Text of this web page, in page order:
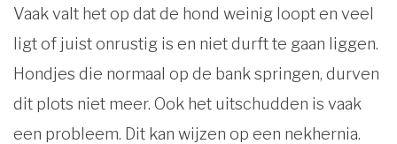
Vaak valt het op dat de hond weinig loopt en veel
ligt of juist onrustig is en niet durft te gaan liggen.
Hondjes die normaal op de bank springen, durven
dit plots niet meer. Ook het uitschudden is vaak
een probleem. Dit kan wijzen op een nekhernia.